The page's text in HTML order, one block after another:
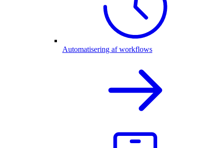
Automatisering af workflows